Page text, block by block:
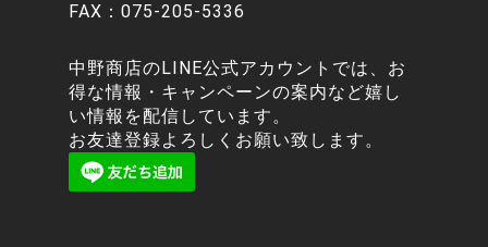
FAX：075-205-5336
中野商店のLINE公式アカウントでは、お
得な情報・キャンペーンの案内など嬉し
い情報を配信しています。
お友達登録よろしくお願い致します。